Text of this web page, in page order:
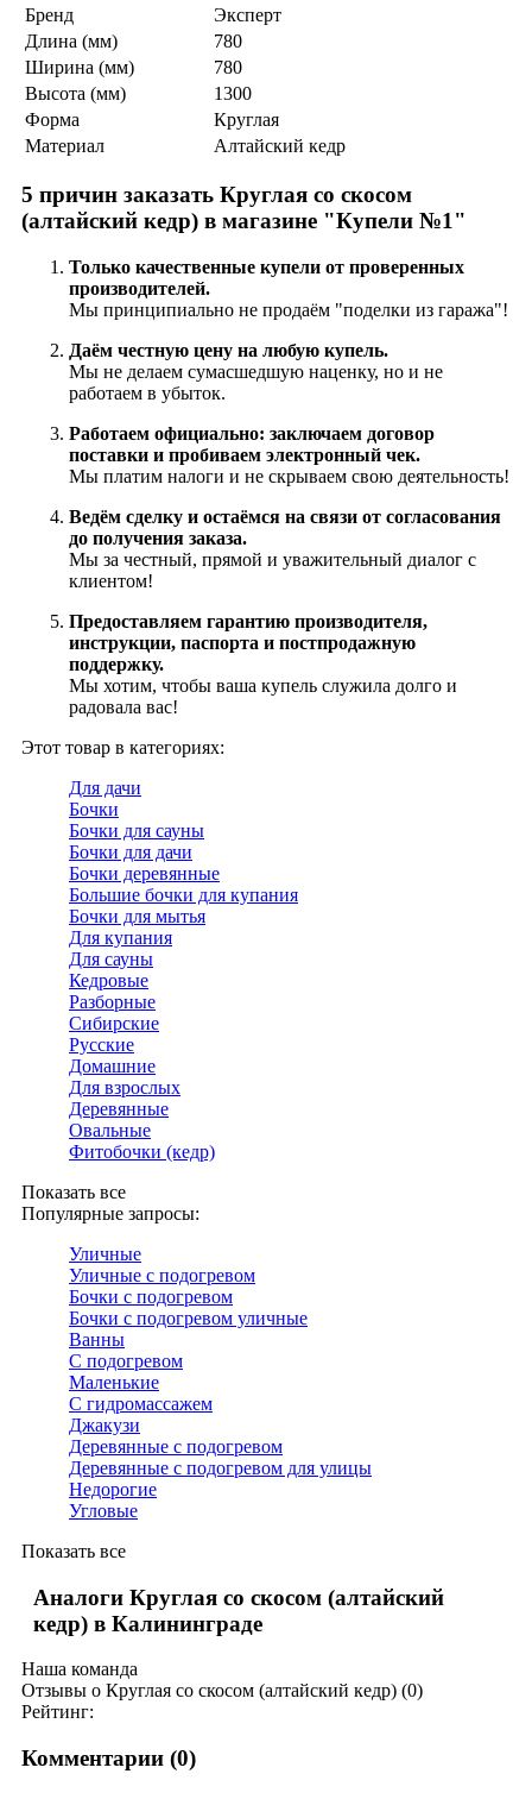
Бренд
Эксперт
Длина (мм)
780
Ширина (мм)
780
Высота (мм)
1300
Форма
Круглая
Материал
Алтайский кедр
5 причин заказать Круглая со скосом
(алтайский кедр) в магазине "Купели №1"
Только качественные купели от проверенных
производителей.
Мы принципиально не продаём "поделки из гаража"!
Даём честную цену на любую купель.
Мы не делаем сумасшедшую наценку, но и не
работаем в убыток.
Работаем официально: заключаем договор
поставки и пробиваем электронный чек.
Мы платим налоги и не скрываем свою деятельность!
Ведём сделку и остаёмся на связи от согласования
до получения заказа.
Мы за честный, прямой и уважительный диалог с
клиентом!
Предоставляем гарантию производителя,
инструкции, паспорта и постпродажную
поддержку.
Мы хотим, чтобы ваша купель служила долго и
радовала вас!
Этот товар в категориях:
Для дачи
Бочки
Бочки для сауны
Бочки для дачи
Бочки деревянные
Большие бочки для купания
Бочки для мытья
Для купания
Для сауны
Кедровые
Разборные
Сибирские
Русские
Домашние
Для взрослых
Деревянные
Овальные
Фитобочки (кедр)
Показать все
Популярные запросы:
Уличные
Уличные с подогревом
Бочки с подогревом
Бочки с подогревом уличные
Ванны
С подогревом
Маленькие
С гидромассажем
Джакузи
Деревянные с подогревом
Деревянные с подогревом для улицы
Недорогие
Угловые
Показать все
Аналоги Круглая со скосом (алтайский
кедр) в Калининграде
Наша команда
Отзывы о Круглая со скосом (алтайский кедр) (0)
Рейтинг:
Комментарии (0)